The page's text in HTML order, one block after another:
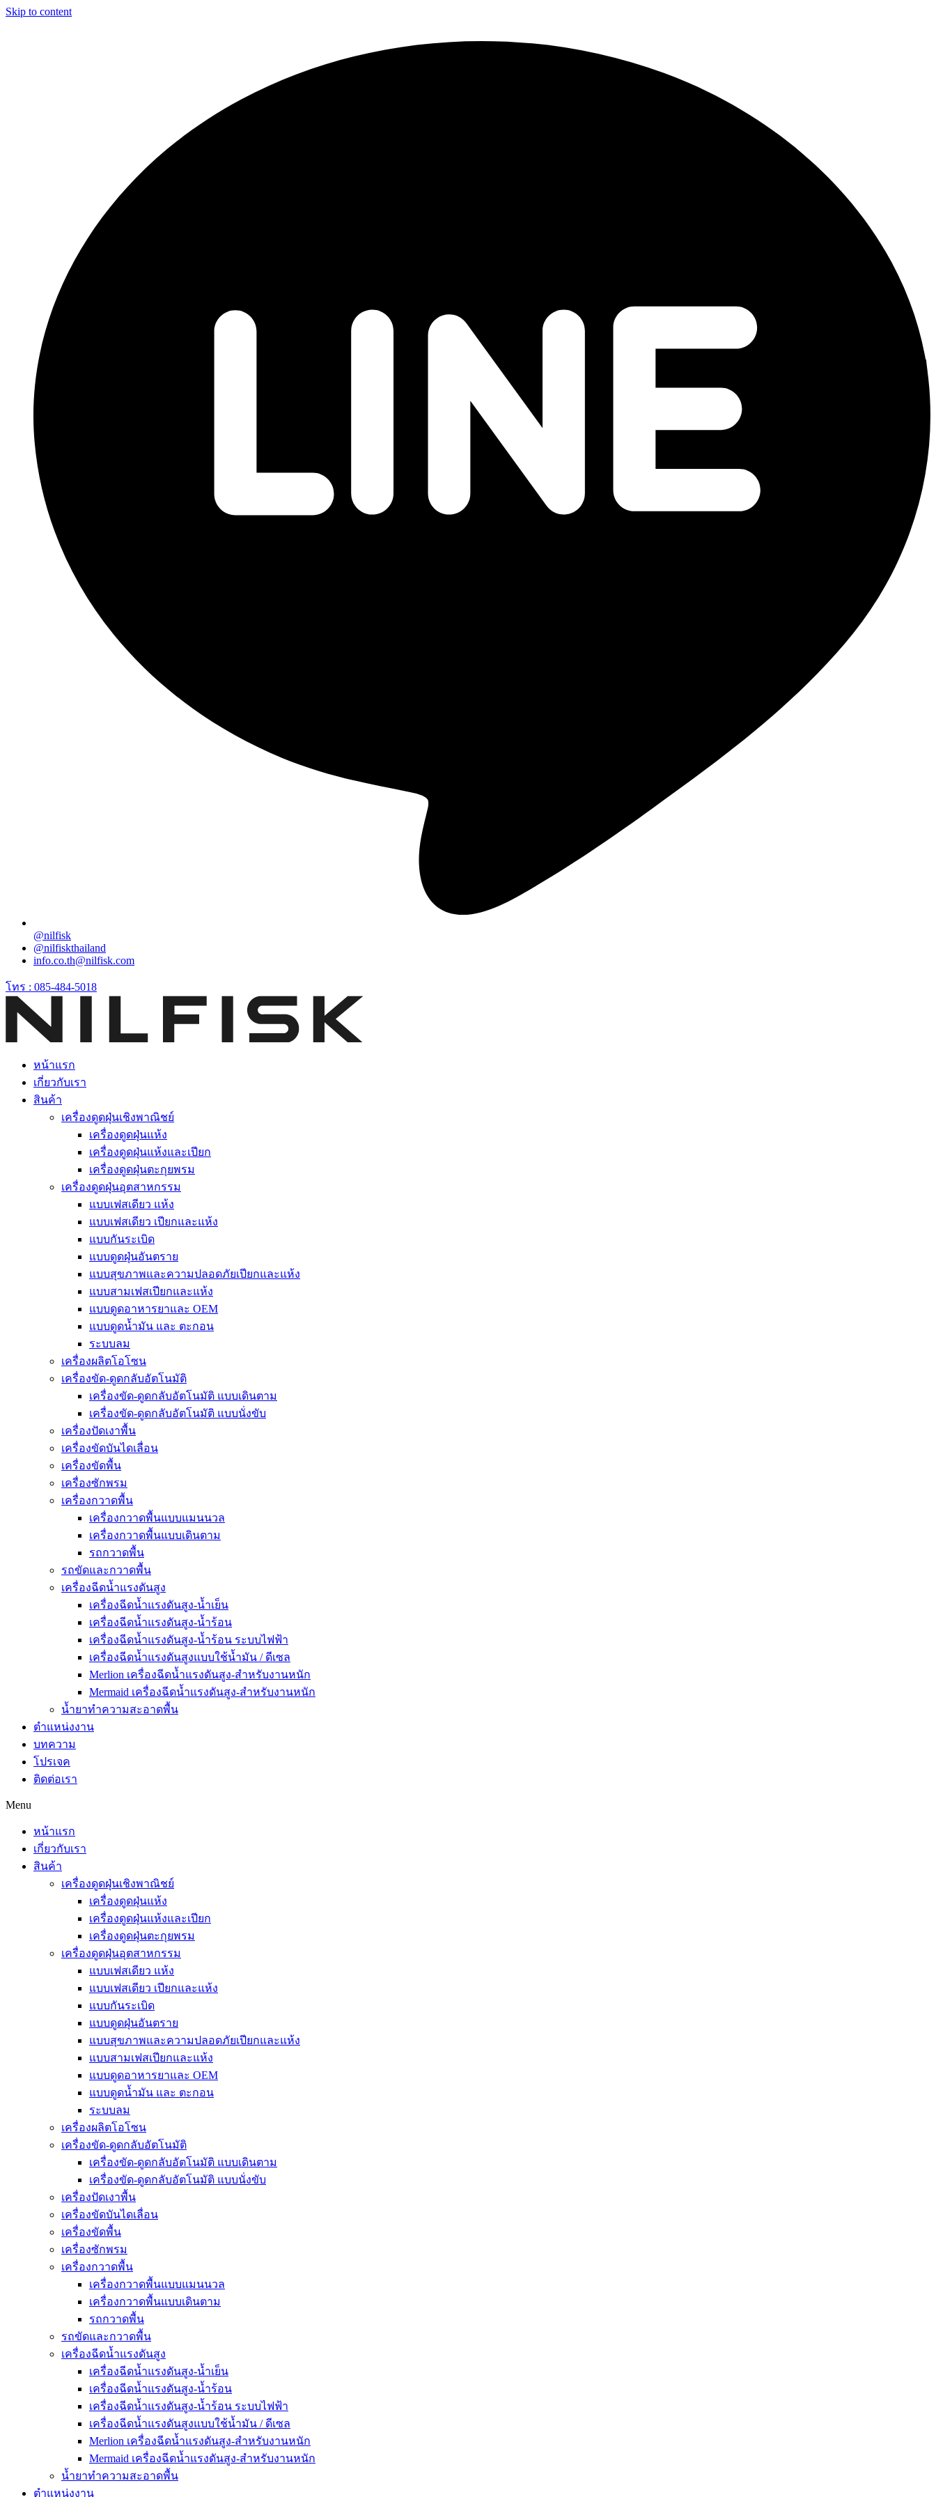
Skip to content
@nilfisk
@nilfiskthailand
info.co.th@nilfisk.com
โทร : 085-484-5018
หน้าแรก
เกี่ยวกับเรา
สินค้า
เครื่องดูดฝุ่นเชิงพาณิชย์
เครื่องดูดฝุ่นแห้ง
เครื่องดูดฝุ่นแห้งและเปียก
เครื่องดูดฝุ่นตะกุยพรม
เครื่องดูดฝุ่นอุตสาหกรรม
แบบเฟสเดียว แห้ง
แบบเฟสเดียว เปียกและแห้ง
แบบกันระเบิด
แบบดูดฝุ่นอันตราย
แบบสุขภาพและความปลอดภัยเปียกและแห้ง
แบบสามเฟสเปียกและแห้ง
แบบดูดอาหารยาและ OEM
แบบดูดน้ำมัน และ ตะกอน
ระบบลม
เครื่องผลิตโอโซน
เครื่องขัด-ดูดกลับอัตโนมัติ
เครื่องขัด-ดูดกลับอัตโนมัติ แบบเดินตาม
เครื่องขัด-ดูดกลับอัตโนมัติ แบบนั่งขับ
เครื่องปัดเงาพื้น
เครื่องขัดบันไดเลื่อน
เครื่องขัดพื้น
เครื่องซักพรม
เครื่องกวาดพื้น
เครื่องกวาดพื้นแบบแมนนวล
เครื่องกวาดพื้นแบบเดินตาม
รถกวาดพื้น
รถขัดและกวาดพื้น
เครื่องฉีดน้ำแรงดันสูง
เครื่องฉีดน้ำแรงดันสูง-น้ำเย็น
เครื่องฉีดน้ำแรงดันสูง-น้ำร้อน
เครื่องฉีดน้ำแรงดันสูง-น้ำร้อน ระบบไฟฟ้า
เครื่องฉีดน้ำแรงดันสูงแบบใช้น้ำมัน / ดีเซล
Merlion เครื่องฉีดน้ำแรงดันสูง-สำหรับงานหนัก
Mermaid เครื่องฉีดน้ำแรงดันสูง-สำหรับงานหนัก
น้ำยาทำความสะอาดพื้น
ตำแหน่งงาน
บทความ
โปรเจค
ติดต่อเรา
Menu
หน้าแรก
เกี่ยวกับเรา
สินค้า
เครื่องดูดฝุ่นเชิงพาณิชย์
เครื่องดูดฝุ่นแห้ง
เครื่องดูดฝุ่นแห้งและเปียก
เครื่องดูดฝุ่นตะกุยพรม
เครื่องดูดฝุ่นอุตสาหกรรม
แบบเฟสเดียว แห้ง
แบบเฟสเดียว เปียกและแห้ง
แบบกันระเบิด
แบบดูดฝุ่นอันตราย
แบบสุขภาพและความปลอดภัยเปียกและแห้ง
แบบสามเฟสเปียกและแห้ง
แบบดูดอาหารยาและ OEM
แบบดูดน้ำมัน และ ตะกอน
ระบบลม
เครื่องผลิตโอโซน
เครื่องขัด-ดูดกลับอัตโนมัติ
เครื่องขัด-ดูดกลับอัตโนมัติ แบบเดินตาม
เครื่องขัด-ดูดกลับอัตโนมัติ แบบนั่งขับ
เครื่องปัดเงาพื้น
เครื่องขัดบันไดเลื่อน
เครื่องขัดพื้น
เครื่องซักพรม
เครื่องกวาดพื้น
เครื่องกวาดพื้นแบบแมนนวล
เครื่องกวาดพื้นแบบเดินตาม
รถกวาดพื้น
รถขัดและกวาดพื้น
เครื่องฉีดน้ำแรงดันสูง
เครื่องฉีดน้ำแรงดันสูง-น้ำเย็น
เครื่องฉีดน้ำแรงดันสูง-น้ำร้อน
เครื่องฉีดน้ำแรงดันสูง-น้ำร้อน ระบบไฟฟ้า
เครื่องฉีดน้ำแรงดันสูงแบบใช้น้ำมัน / ดีเซล
Merlion เครื่องฉีดน้ำแรงดันสูง-สำหรับงานหนัก
Mermaid เครื่องฉีดน้ำแรงดันสูง-สำหรับงานหนัก
น้ำยาทำความสะอาดพื้น
ตำแหน่งงาน